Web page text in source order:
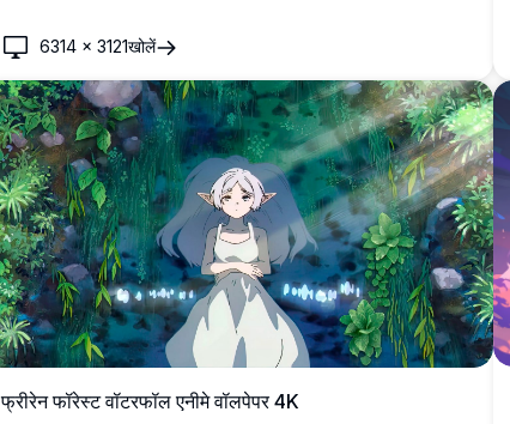
6314 ×3121खोलें
फ्रीरेन फॉरेस्ट वॉटरफॉल एनीमे वॉलपेपर 4K